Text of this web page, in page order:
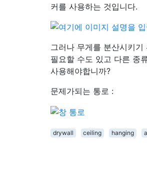
커를 사용하는 것입니다.
그러나 무게를 분산시키
필요할 수도 있고 다른 종
사용해야합니까?
문제가되는 통로 :
drywall ceiling hanging